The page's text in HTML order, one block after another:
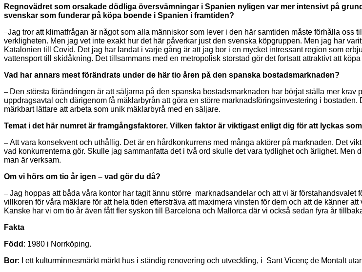
Regnovädret som orsakade dödliga översvämningar i Spanien nyligen var mer intensivt på
svenskar som funderar på köpa boende i Spanien i framtiden?
–Jag tror att klimatfrågan är något som alla människor som lever i den här samtiden måste förhålla
verkligheten. Men jag vet inte exakt hur det här påverkar just den svenska köpgruppen. Men jag har
Katalonien till Covid. Det jag har landat i varje gång är att jag bor i en mycket intressant region som
vattensport till skidåkning. Det tillsammans med en metropolisk storstad gör det fortsatt attraktivt att köpa
Vad har annars mest förändrats under de här tio åren på den spanska bostadsmarknaden?
– Den största förändringen är att säljarna på den spanska bostadsmarknaden har börjat ställa mer
uppdragsavtal och därigenom få mäklarbyrån att göra en större marknadsföringsinvestering i
märkbart lättare att arbeta som unik mäklarbyrå med en säljare.
Temat i det här numret är framgångsfaktorer. Vilken faktor är viktigast enligt dig för att lyckas
– Att vara konsekvent och uthållig. Det är en hårdkonkurrens med många aktörer på marknaden. Det
vad konkurrenterna gör. Skulle jag sammanfatta det i två ord skulle det vara tydlighet och ärlighet.
man är verksam.
Om vi hörs om tio år igen – vad gör du då?
– Jag hoppas att båda våra kontor har tagit ännu större marknadsandelar och att vi är
villkoren för våra mäklare för att hela tiden eftersträva att maximera vinsten för dem och att de känner
Kanske har vi om tio år även fått fler syskon till Barcelona och Mallorca där vi också sedan fyra år
Fakta
Född : 1980 i Norrköping.
Bor: I ett kulturminnesmärkt märkt hus i ständig renovering och utveckling, i Sant Vicenç de Montalt